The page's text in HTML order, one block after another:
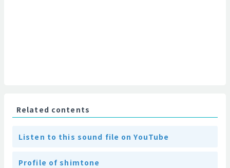
Related contents
Listen to this sound file on YouTube
Profile of shimtone